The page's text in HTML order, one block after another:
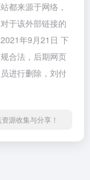
都来源于网络，
于该外部链接的
年9月21日 下
合法，后期网页
进行删除，刘付
源收集与分享！